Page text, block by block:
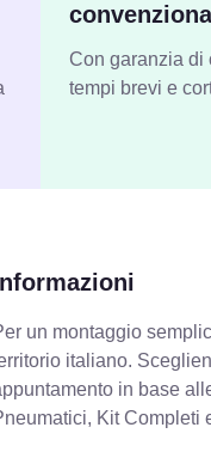
Con garanzia di
tempi brevi e
un montaggio
italiano.
in base
Kit Completi